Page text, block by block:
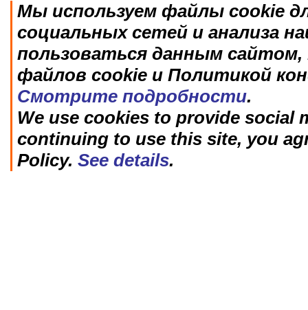
Мы используем файлы cookie
социальных сетей и анализа
пользоваться данным
файлов cookie и Политикой
Смотрите подробности.
We use cookies to provide social
continuing to use this site, you
Policy. See details.